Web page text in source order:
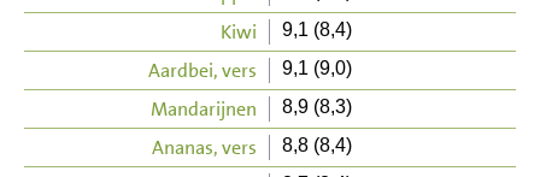
Kiwi 9,1 (8,4)
Aardbei, vers 9,1 (9,0)
Mandarijnen 8,9 (8,3)
Ananas, vers 8,8 (8,4)